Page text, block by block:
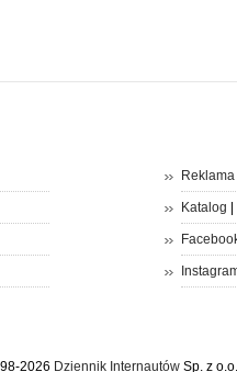
Reklama|
Katalog
2026 Dziennik InternautówSp. z o.o.